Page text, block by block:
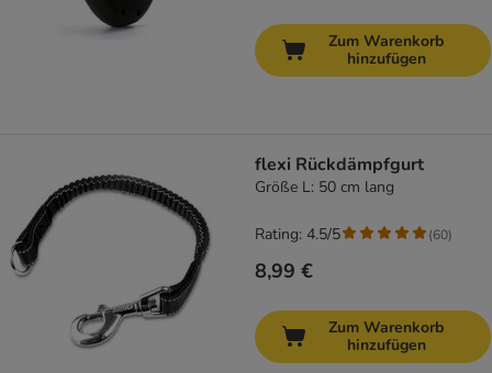
Zum Warenkorb
hinzufügen
flexi Rückdämpfgurt
Größe L: 50 cm lang
8,99 €
Rating: 4.5/5 (60)
Zum Warenkorb
hinzufügen